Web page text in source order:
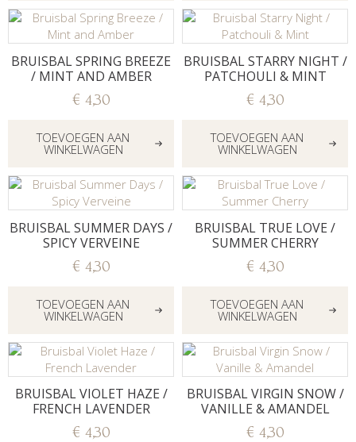
BRUISBAL SPRING BREEZE
/ MINT AND AMBER
€ 4,30
TOEVOEGEN AAN
WINKELWAGEN
BRUISBAL STARRY NIGHT /
PATCHOULI & MINT
€ 4,30
TOEVOEGEN AAN
WINKELWAGEN
BRUISBAL SUMMER DAYS /
SPICY VERVEINE
€ 4,30
TOEVOEGEN AAN
WINKELWAGEN
BRUISBAL TRUE LOVE /
SUMMER CHERRY
€ 4,30
TOEVOEGEN AAN
WINKELWAGEN
BRUISBAL VIOLET HAZE /
FRENCH LAVENDER
€ 4,30
BRUISBAL VIRGIN SNOW /
VANILLE & AMANDEL
€ 4,30